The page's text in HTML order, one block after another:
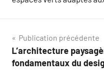
Navigation
de
Publication précédente
L’architecture
fondamentaux du